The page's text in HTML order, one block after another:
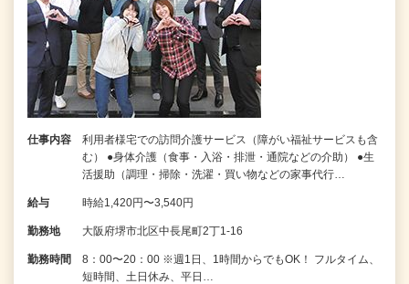
仕事内容
利用者様宅での訪問介護サービス（障がい福祉サービスも含
む） ●身体介護（食事・入浴・排泄・通院などの介助） ●生
活援助（調理・掃除・洗濯・買い物などの家事代行…
給与 時給1,420円〜3,540円
勤務地 大阪府堺市北区中長尾町2丁1-16
勤務時間
8：00〜20：00 ※週1日、1時間からでもOK！ フルタイム、
短時間、土日休み、平日…